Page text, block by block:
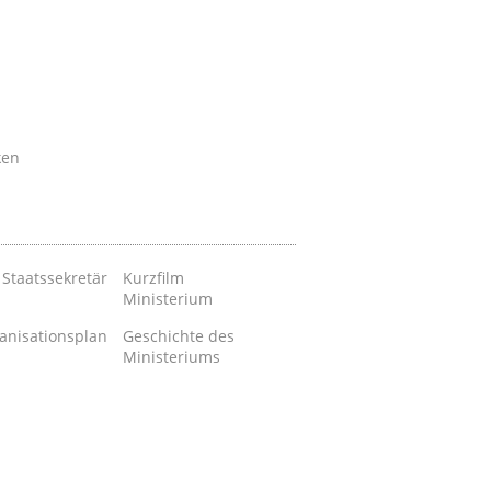
Kurzfilm
Ministerium
Geschichte des
Ministeriums